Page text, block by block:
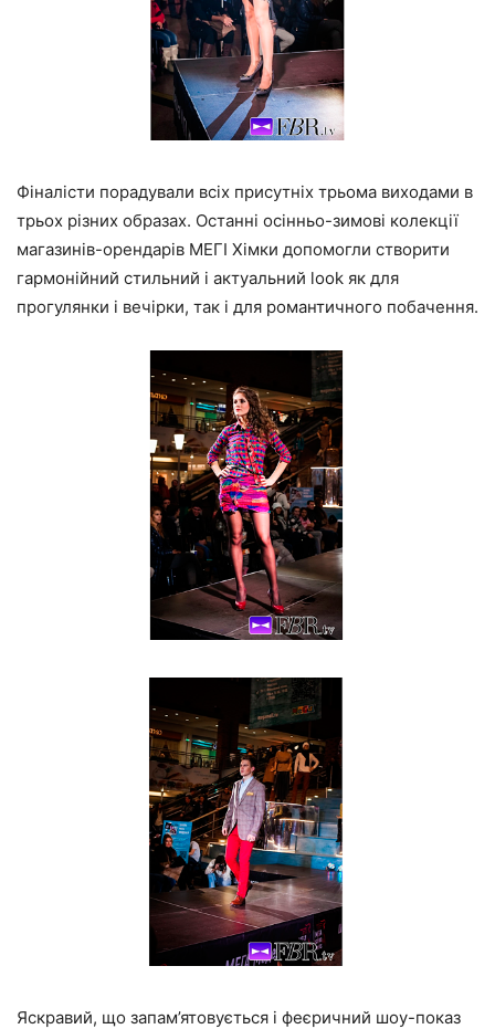
Фіналісти порадували всіх присутніх трьома виходами в
трьох різних образах. Останні осінньо-зимові колекції
магазинів-орендарів МЕГІ Хімки допомогли створити
гармонійний стильний і актуальний look як для
прогулянки і вечірки, так і для романтичного побачення.
Яскравий, що запам’ятовується і феєричний шоу-показ